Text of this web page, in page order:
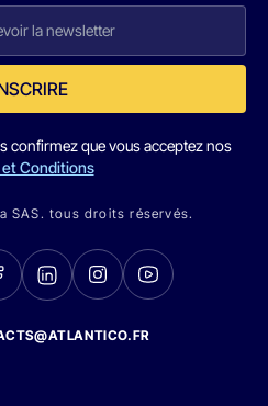
confirmez que vous acceptez nos
Conditions
SAS. tous droits réservés.